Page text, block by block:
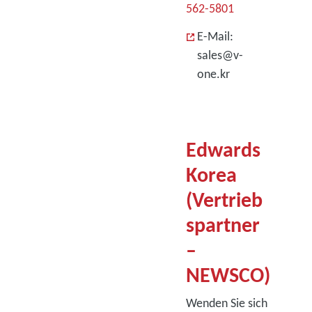
562-5801
E-Mail:
sales@v-
one.kr
Edwards
Korea
(Vertrieb
spartner
–
NEWSCO)
Wenden Sie sich